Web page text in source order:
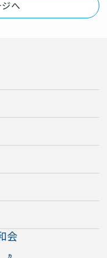
へ
会